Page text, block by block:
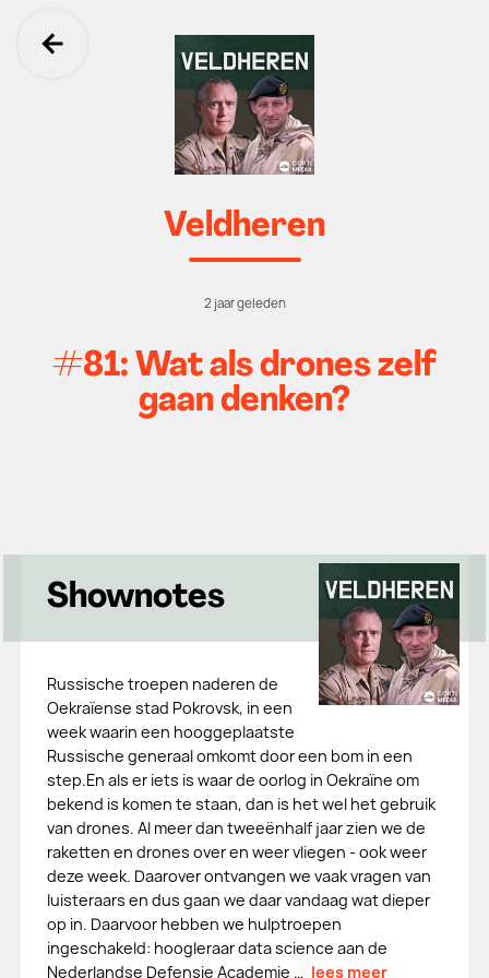
Ga terug
Veldheren
2 jaar geleden
#81: Wat als drones zelf
gaan denken?
Shownotes
Russische troepen naderen de
Oekraïense stad Pokrovsk, in een
week waarin een hooggeplaatste
Russische generaal omkomt door een bom in een
step.En als er iets is waar de oorlog in Oekraïne om
bekend is komen te staan, dan is het wel het gebruik
van drones. Al meer dan tweeënhalf jaar zien we de
raketten en drones over en weer vliegen - ook weer
deze week. Daarover ontvangen we vaak vragen van
luisteraars en dus gaan we daar vandaag wat dieper
op in. Daarvoor hebben we hulptroepen
ingeschakeld: hoogleraar data science aan de
Nederlandse Defensie Academie … lees meer